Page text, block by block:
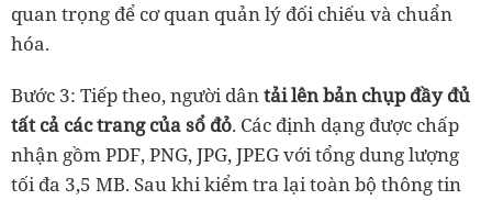
quan trọng để cơ quan quản lý đối chiếu và chuẩn
hóa.
Bước 3: Tiếp theo, người dântải lên bản chụp đầy đủ
tất cả các trang của sổ đỏ. Các định dạng được chấp
nhận gồm PDF, PNG, JPG, JPEG với tổng dung lượng
tối đa 3,5 MB. Sau khi kiểm tra lại toàn bộ thông tin